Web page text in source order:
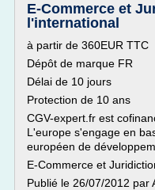
E-Commerce et
l'international
à partir de 360EUR TTC
Dépôt de marque FR
Délai de 10 jours
Protection de 10 ans
CGV-expert.fr est
L'europe s'engage en
européen de
E-Commerce et
Publié le 26/07/2012 par